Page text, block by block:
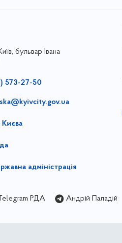
бульвар Івана
573-27-50
Києва
адміністрація
Telegram РДА Андрій Паладій